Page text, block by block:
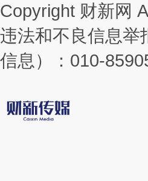
Copyright 财新网
违法和不良信息举
信息）：010-